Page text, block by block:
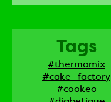
Tags
#thermomix
#cake_factory
#cookeo